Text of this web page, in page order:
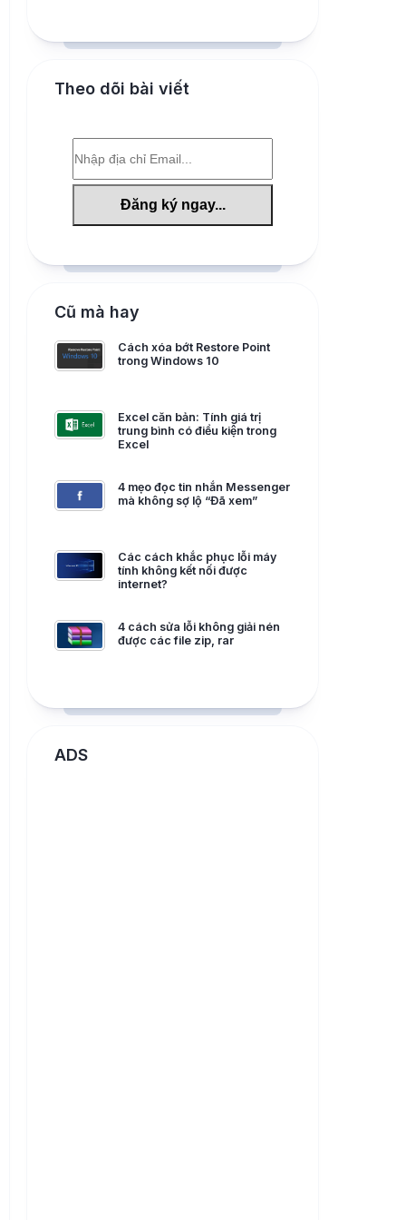
Theo dõi bài viết
Cũ mà hay
Cách xóa bớt Restore Point
trong Windows 10
Excel căn bản: Tính giá trị
trung bình có điều kiện trong
Excel
4 mẹo đọc tin nhắn Messenger
mà không sợ lộ “Đã xem”
Các cách khắc phục lỗi máy
tính không kết nối được
internet?
4 cách sửa lỗi không giải nén
được các file zip, rar
ADS